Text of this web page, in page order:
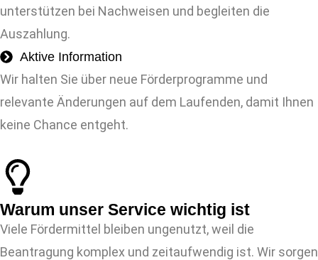
unterstützen bei Nachweisen und begleiten die
Auszahlung.
Aktive Information
Wir halten Sie über neue Förderprogramme und
relevante Änderungen auf dem Laufenden, damit Ihnen
keine Chance entgeht.
Warum unser Service wichtig ist
Viele Fördermittel bleiben ungenutzt, weil die
Beantragung komplex und zeitaufwendig ist. Wir sorgen